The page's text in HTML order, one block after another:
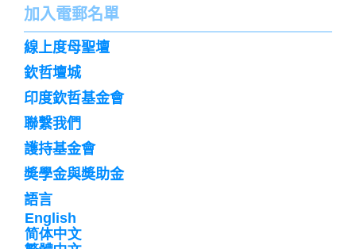
名
字
加入電郵名單
訌
閱
線上度母聖壇
欽哲壇城
印度欽哲基金會
聯繫我們
護持基金會
奬學金與奬助金
語言
English
简体中文